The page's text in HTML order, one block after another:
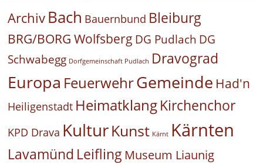
Archiv Bach Bauernbund Bleiburg
BRG/BORG Wolfsberg DG Pudlach DG
Schwabegg Dorfgemeinschaft Pudlach Dravograd
Europa FeuerwehrGemeinde Had'n
Heiligenstadt HeimatklangKirchenchor
KPD Drava KulturKunst Kärnt Kärnten
Lavamünd Leifling Museum Liaunig